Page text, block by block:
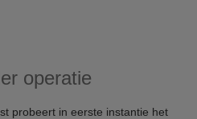
operatie
probeert in eerste instantie het